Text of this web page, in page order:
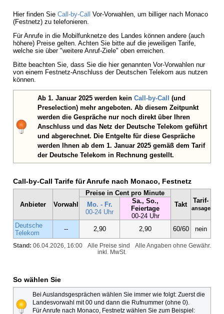
Hier finden Sie Call-by-Call Vor-Vorwahlen, um billiger nach Monaco
(Festnetz) zu telefonieren.
Für Anrufe in die Mobilfunknetze des Landes können andere (auch
höhere) Preise gelten. Achten Sie bitte auf die jeweiligen Tarife,
welche sie über "weitere Anruf-Ziele" oben erreichen.
Bitte beachten Sie, dass Sie die hier genannten Vor-Vorwahlen nur
von einem Festnetz-Anschluss der Deutschen Telekom aus nutzen
können.
Ab 1. Januar 2025 werden kein Call-by-Call (und
Preselection) mehr angeboten. Ab diesem Zeitpunkt
werden die Gespräche nur noch direkt über Ihren
Anschluss und das Netz der Deutsche Telekom geführt
und abgerechnet. Die Entgelte für diese Gespräche
werden Ihnen ab dem 1. Januar 2025 gemäß dem Tarif
der Deutsche Telekom in Rechnung gestellt.
Call-by-Call Tarife für Anrufe nach Monaco, Festnetz
Anbieter Vorwahl
Preise in Cent pro Minute
Takt
Tarif-
ansage
Mo. - Fr.
00-24 Uhr
Sa., So.,
Feiertage
00-24 Uhr
Deutsche
Telekom
-- 2,90 2,90 60/60 nein
Stand: 06.04.2026, 16:00 Alle Angaben ohne Gewähr.
Alle Preise sind
inkl. MwSt.
So wählen Sie
Bei Auslandsgesprächen wählen Sie immer wie folgt: Zuerst die
Landesvorwahl mit 00 und dann die Rufnummer (ohne 0).
Für Anrufe nach Monaco, Festnetz wählen Sie zum Beispiel: